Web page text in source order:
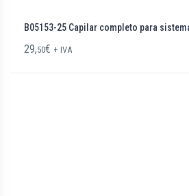
B05153-25 Capilar completo para
29,50€ + IVA